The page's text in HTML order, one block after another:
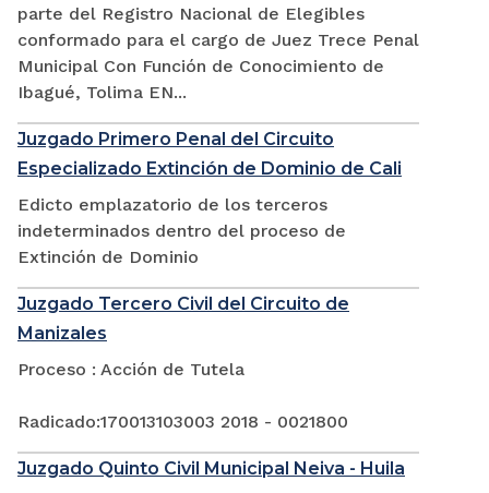
parte del Registro Nacional de Elegibles
conformado para el cargo de Juez Trece Penal
Municipal Con Función de Conocimiento de
Ibagué, Tolima EN...
Juzgado Primero Penal del Circuito
Especializado Extinción de Dominio de Cali
Edicto emplazatorio de los terceros
indeterminados dentro del proceso de
Extinción de Dominio
Juzgado Tercero Civil del Circuito de
Manizales
Proceso : Acción de Tutela
Radicado:170013103003 2018 - 0021800
Juzgado Quinto Civil Municipal Neiva - Huila